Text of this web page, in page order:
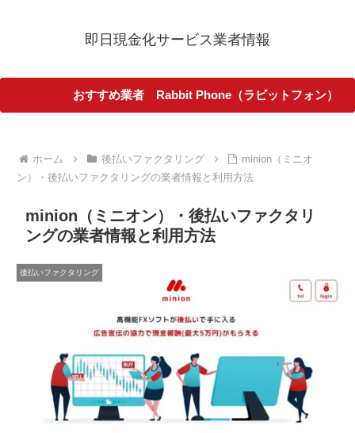
即日現金化サービス業者情報
おすすめ業者 Rabbit Phone（ラビットフォン）
ホーム 後払いファクタリング
minion（ミニオ
ン）・後払いファクタリングの業者情報と利用方法
minion（ミニオン）・後払いファクタリ
ングの業者情報と利用方法
後払いファクタリング